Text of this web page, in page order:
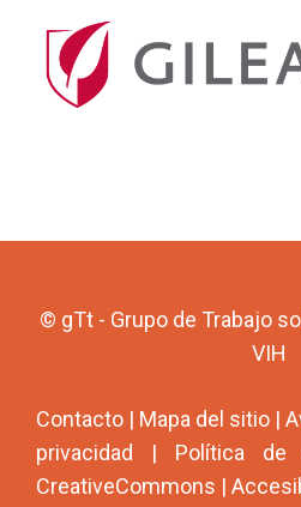
© gTt - Grupo de Trabajo
VIH
Contacto | Mapa del sitio |
privacidad | Política de
CreativeCommons |